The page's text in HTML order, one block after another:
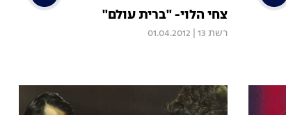
צחי הלוי- "ברית עולם"
רשת 13 01.04.2012